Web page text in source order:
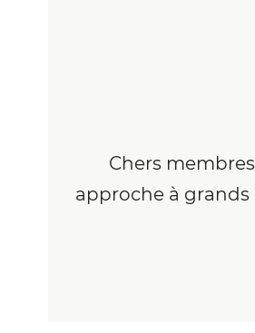
Chers
approche à grands